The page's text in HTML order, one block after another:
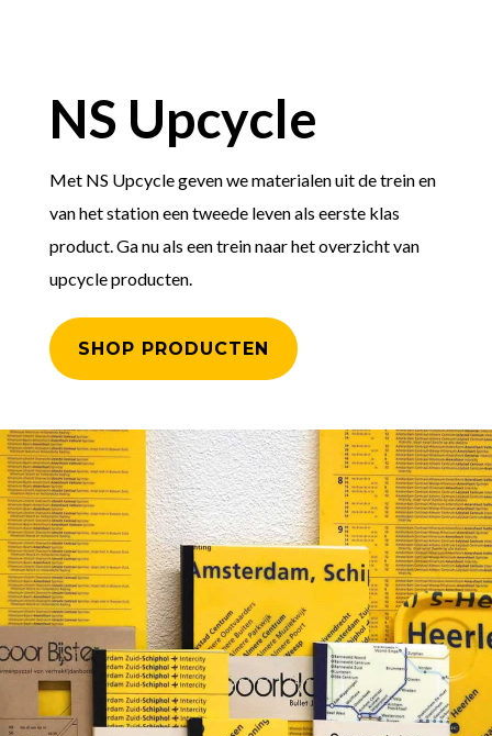
NS Upcycle
Met NS Upcycle geven we materialen uit de trein en
van het station een tweede leven als eerste klas
product. Ga nu als een trein naar het overzicht van
upcycle producten.
SHOP PRODUCTEN